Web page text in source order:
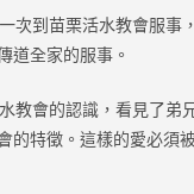
次到苗栗活水教會服事
道全家的服事。
教會的認識，看見了弟
的特徵。這樣的愛必須